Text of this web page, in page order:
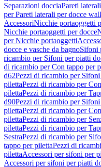
Separazioni docciaPareti
per Pareti laterali per docce
AccessoriNicchie portaoggetti
Nicchie portaoggetti per docce
per Nicchie portaoggetti
docce e vasche da bagnoSifoni
ricambio per Sifoni per piatti
di ricambio per Con tappo per
d62Pezzi di ricambio per
pilettaPezzi di ricambio per
pilettaPezzi di ricambio per
d90Pezzi di ricambio per
pilettaPezzi di ricambio per
pilettaPezzi di ricambio per
pilettaPezzi di ricambio per
SestraPezzi di ricambio per
tappo per pilettaPezzi di
pilettaAccessori per sifoni per
Accessori per sifoni per piatti